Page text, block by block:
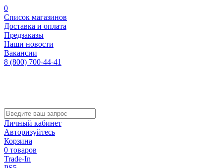
0
Список магазинов
Доставка и оплата
Предзаказы
Наши новости
Вакансии
8 (800) 700-44-41
Личный кабинет
Авторизуйтесь
Корзина
0 товаров
Trade-In